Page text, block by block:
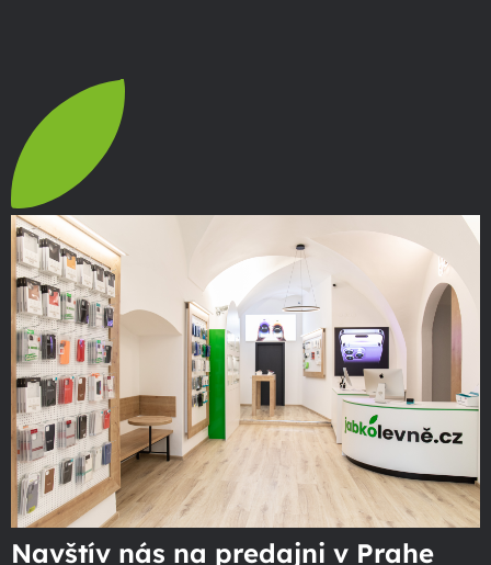
Navštív nás na predajni v Prahe